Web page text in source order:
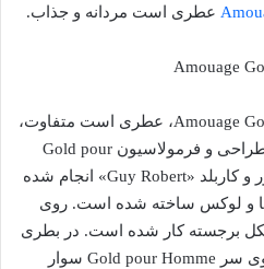
عطر ادکلن آمواج گلد مردانه-Amouage Gold، عطری است متفاوت،
رسمی و تلخ با حسی کلاسیک. طراحی و فرمولاسیون Gold pour
Homme توسط عطرساز مشهور و کاربلد «Guy Robert» انجام شده
و لوکس ساخته شده است. روی
برجسته کار شده است. در بطری
با شکل کلاه مانندش به‌خوبی روی سر Gold pour Homme سوار